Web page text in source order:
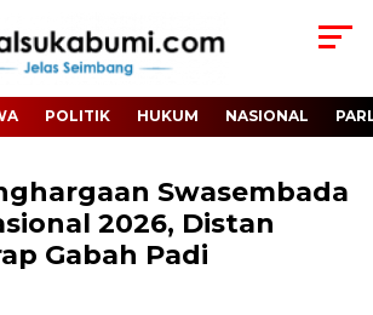
POLITIK HUKUM NASIONAL
Swasembada
2026, Distan
Gabah Padi